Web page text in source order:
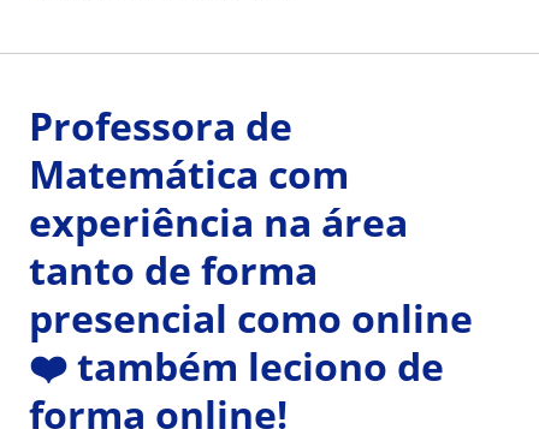
Professora de
Matemática com
experiência na área
tanto de forma
presencial como online
❤️ também leciono de
forma online!